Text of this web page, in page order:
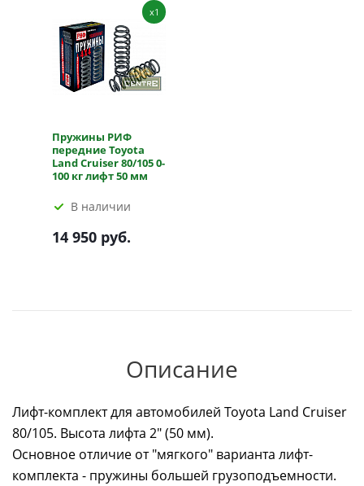
x1
Пружины РИФ
передние Toyota
Land Cruiser 80/105 0-
100 кг лифт 50 мм
В наличии
14 950 руб.
Описание
Лифт-комплект для автомобилей Toyota Land Cruiser
80/105. Высота лифта 2" (50 мм).
Основное отличие от "мягкого" варианта лифт-
комплекта - пружины большей грузоподъемности.